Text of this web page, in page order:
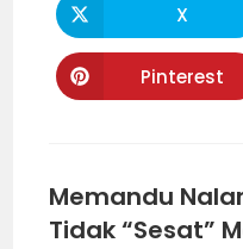
Opens
in
a
new
window
X
Opens
in
Pinterest
Memandu
Tidak “Sesat”